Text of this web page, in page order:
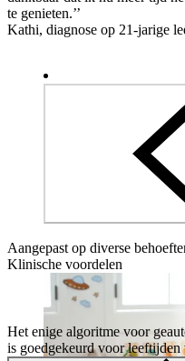
te genieten.’’
Kathi, diagnose op 21-jarige
Aangepast op diverse
Klinische voordelen
Het enige algoritme voor
is goedgekeurd voor leeftijden